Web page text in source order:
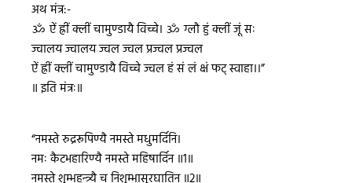
अथ मंत्र:-
ॐ ऐं ह्रीं क्लीं चामुण्डायै विच्चे। ॐ ग्लौ हुं क्लीं जूं सः
ज्वालय ज्वालय ज्वल ज्वल प्रज्वल प्रज्वल
ऐं ह्रीं क्लीं चामुण्डायै विच्चे ज्वल हं सं लं क्षं फट् स्वाहा।।”
॥ इति मंत्रः॥
“नमस्ते रुद्ररूपिण्यै नमस्ते मधुमर्दिनि।
नमः कैटभहारिण्यै नमस्ते महिषार्दिन ॥1॥